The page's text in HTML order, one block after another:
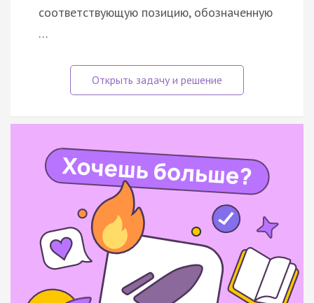
соответствующую позицию, обозначенную
…